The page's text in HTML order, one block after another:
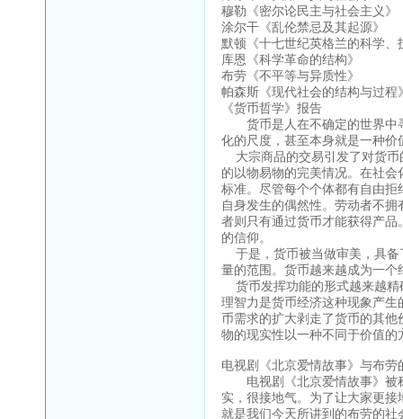
穆勒《密尔论民主与社会主义》
涂尔干《乱伦禁忌及其起源》
默顿《十七世纪英格兰的科学、
库恩《科学革命的结构》
布劳《不平等与异质性》
帕森斯《现代社会的结构与过程
《货币哲学》报告
货币是人在不确定的世界中
化的尺度，甚至本身就是一种价
大宗商品的交易引发了对货币
的以物易物的完美情况。在社
标准。尽管每个个体都有自由
自身发生的偶然性。劳动者不
者则只有通过货币才能获得产
的信仰。
于是，货币被当做审美，具备
量的范围。货币越来越成为一
货币发挥功能的形式越来越精
理智力是货币经济这种现象产
币需求的扩大剥走了货币的其
物的现实性以一种不同于价值
电视剧《北京爱情故事》与布劳
电视剧《北京爱情故事》被
实，很接地气。为了让大家更
就是我们今天所讲到的布劳的社